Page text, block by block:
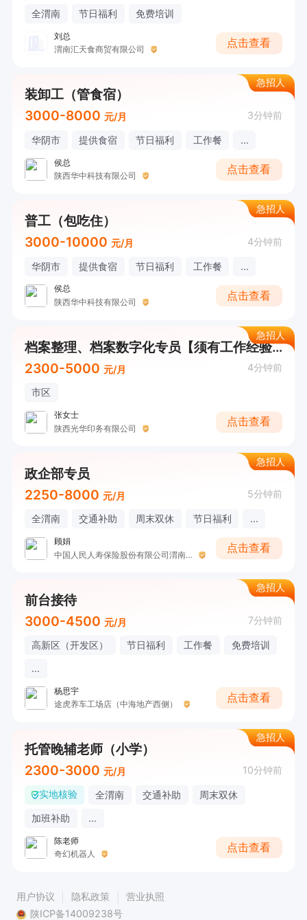
全渭南 节日福利 免费培训
刘总
渭南汇天食商贸有限公司
点击查看
急招人
装卸工（管食宿）
3000-8000 元/月 3分钟前
华阴市 提供食宿 节日福利 工作餐 ...
侯总
陕西华中科技有限公司
点击查看
急招人
普工（包吃住）
3000-10000 元/月 4分钟前
华阴市 提供食宿 节日福利 工作餐 ...
侯总
陕西华中科技有限公司
点击查看
急招人
档案整理、档案数字化专员【须有工作经验】
2300-5000 元/月 4分钟前
市区
张女士
陕西光华印务有限公司
点击查看
急招人
政企部专员
2250-8000 元/月 5分钟前
全渭南 交通补助 周末双休 节日福利 ...
顾娟
中国人民人寿保险股份有限公司渭南分公司
点击查看
急招人
前台接待
3000-4500 元/月 7分钟前
高新区（开发区） 节日福利 工作餐
免费培训
...
杨思宇
途虎养车工场店（中海地产西侧）
点击查看
急招人
托管晚辅老师（小学）
2300-3000 元/月 10分钟前
实地核验 全渭南 交通补助
周末双休
加班补助
...
陈老师
奇幻机器人
点击查看
用户协议 隐私政策
营业执照
陕ICP备14009238号